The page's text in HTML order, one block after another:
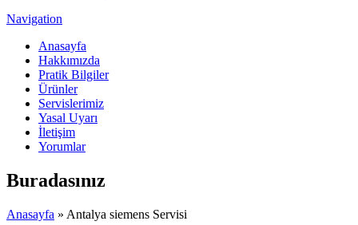
Navigation
Anasayfa
Hakkımızda
Pratik Bilgiler
Ürünler
Servislerimiz
Yasal Uyarı
İletişim
Yorumlar
Buradasınız
Anasayfa » Antalya siemens Servisi